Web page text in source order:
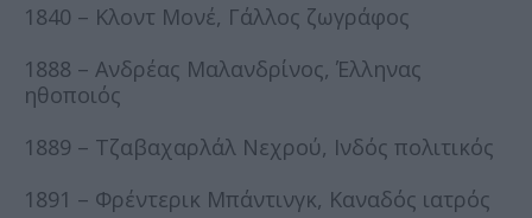
1840 – Κλοντ Μονέ, Γάλλος ζωγράφος
1888 – Ανδρέας Μαλανδρίνος, Έλληνας
ηθοποιός
1889 – Τζαβαχαρλάλ Νεχρού, Ινδός πολιτικός
1891 – Φρέντερικ Μπάντινγκ, Καναδός ιατρός